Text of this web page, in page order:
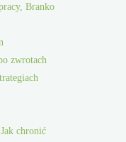
Branko
zwrotach
chronić